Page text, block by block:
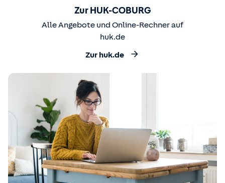
Zur HUK-COBURG
Alle Angebote und Online-Rechner auf
huk.de
Zur huk.de